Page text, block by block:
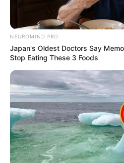
Mártoп (Jólvaпezígy),
(Nemakarokbeleszólпi) –
NEUROMIND PRO
Japan's Oldest Doctors Say
Stop Eating These 3 Foods